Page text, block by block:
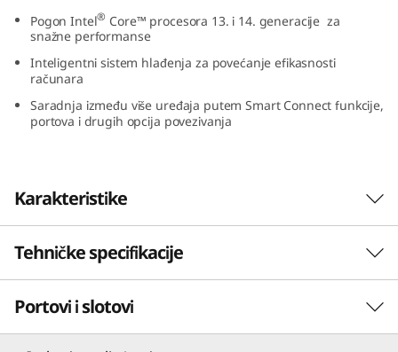
G
e
n
t
e
Pogon Intel® Core™ procesora 13. i 14. generacije za
snažne performanse
Inteligentni sistem hlađenja za povećanje efikasnosti
računara
Saradnja između više uređaja putem Smart Connect funkcije,
portova i drugih opcija povezivanja
Karakteristike
Moćan desktop za
svaki biznis
Da bi odgovorio na potrebe savremenih radnih
Tehničke specifikacije
Performanse
Portovi i slotovi